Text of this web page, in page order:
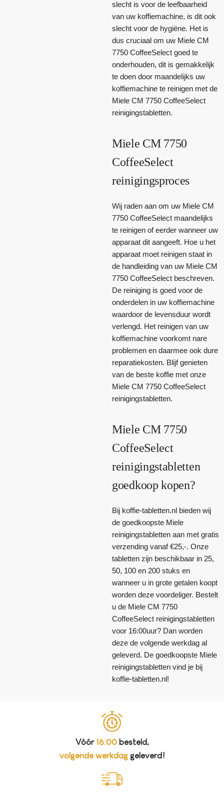
slecht is voor de leefbaarheid
van uw koffiemachine, is dit ook
slecht voor de hygiëne. Het is
dus cruciaal om uw Miele CM
7750 CoffeeSelect goed te
onderhouden, dit is gemakkelijk
te doen door maandelijks uw
koffiemachine te reinigen met de
Miele CM 7750 CoffeeSelect
reinigingstabletten.
Miele CM 7750
CoffeeSelect
reinigingsproces
Wij raden aan om uw Miele CM
7750 CoffeeSelect maandelijks
te reinigen of eerder wanneer uw
apparaat dit aangeeft. Hoe u het
apparaat moet reinigen staat in
de handleiding van uw Miele CM
7750 CoffeeSelect beschreven.
De reiniging is goed voor de
onderdelen in uw koffiemachine
waardoor de levensduur wordt
verlengd. Het reinigen van uw
koffiemachine voorkomt nare
problemen en daarmee ook dure
reparatiekosten. Blijf genieten
van de beste koffie met onze
Miele CM 7750 CoffeeSelect
reinigingstabletten.
Miele CM 7750
CoffeeSelect
reinigingstabletten
goedkoop kopen?
Bij koffie-tabletten.nl bieden wij
de goedkoopste Miele
reinigingstabletten aan met gratis
verzending vanaf €25,-. Onze
tabletten zijn beschikbaar in 25,
50, 100 en 200 stuks en
wanneer u in grote getalen koopt
worden deze voordeliger. Bestelt
u de Miele CM 7750
CoffeeSelect reinigingstabletten
voor 16:00uur? Dan worden
deze de volgende werkdag al
geleverd. De goedkoopste Miele
reinigingstabletten vind je bij
koffie-tabletten.nl!
Vóór 16:00besteld,
volgende werkdaggeleverd!